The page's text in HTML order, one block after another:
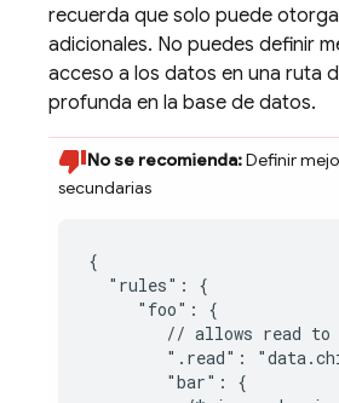
recuerda que solo puede
adicionales. No puedes definir
acceso a los datos en una ruta
profunda en la base de datos.
No se recomienda:Definir
secundarias
{
  "rules": {
     "foo": {
// allows read to
".read":
        "bar": {